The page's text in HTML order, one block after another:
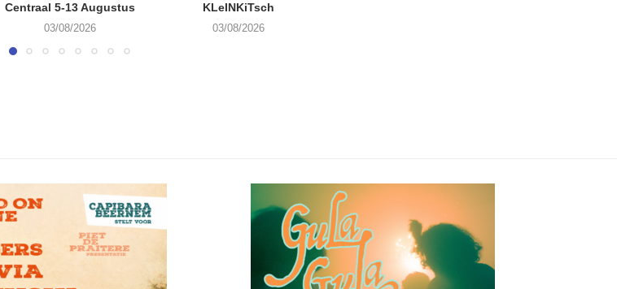
Centraal 5-13 Augustus
03/08/2026
KLeINKiTsch
03/08/2026